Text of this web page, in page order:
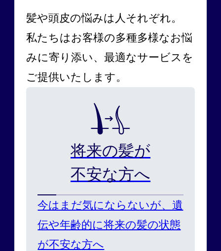
髪や頭皮の悩みは人それぞれ。
私たちはお客様の多種多様なお悩
みに寄り添い、最適なサービスを
ご提供いたします。
将来の髪が
不安な方へ
今はまだ気にならないが、遺
伝や年齢的に将来の髪の状態
が不安な方へ